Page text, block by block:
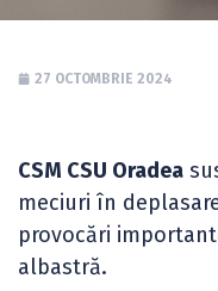
27 OCTOMBRIE 2024
CSM CSU Oradea
meciuri în
provocări
albastră.